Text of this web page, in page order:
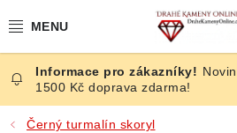
na
ČESKÉ KAMENY
ŠPERKY
1500 Kč doprava zdarma!
Černý turmalín skoryl